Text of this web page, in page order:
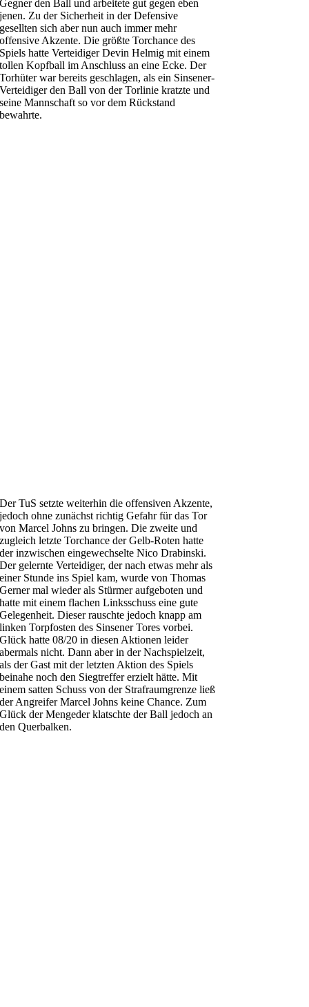
Gegner den Ball und arbeitete gut gegen eben
jenen. Zu der Sicherheit in der Defensive
gesellten sich aber nun auch immer mehr
offensive Akzente. Die größte Torchance des
Spiels hatte Verteidiger Devin Helmig mit einem
tollen Kopfball im Anschluss an eine Ecke. Der
Torhüter war bereits geschlagen, als ein Sinsener-
Verteidiger den Ball von der Torlinie kratzte und
seine Mannschaft so vor dem Rückstand
bewahrte.
Der TuS setzte weiterhin die offensiven Akzente,
jedoch ohne zunächst richtig Gefahr für das Tor
von Marcel Johns zu bringen. Die zweite und
zugleich letzte Torchance der Gelb-Roten hatte
der inzwischen eingewechselte Nico Drabinski.
Der gelernte Verteidiger, der nach etwas mehr als
einer Stunde ins Spiel kam, wurde von Thomas
Gerner mal wieder als Stürmer aufgeboten und
hatte mit einem flachen Linksschuss eine gute
Gelegenheit. Dieser rauschte jedoch knapp am
linken Torpfosten des Sinsener Tores vorbei.
Glück hatte 08/20 in diesen Aktionen leider
abermals nicht. Dann aber in der Nachspielzeit,
als der Gast mit der letzten Aktion des Spiels
beinahe noch den Siegtreffer erzielt hätte. Mit
einem satten Schuss von der Strafraumgrenze ließ
der Angreifer Marcel Johns keine Chance. Zum
Glück der Mengeder klatschte der Ball jedoch an
den Querbalken.